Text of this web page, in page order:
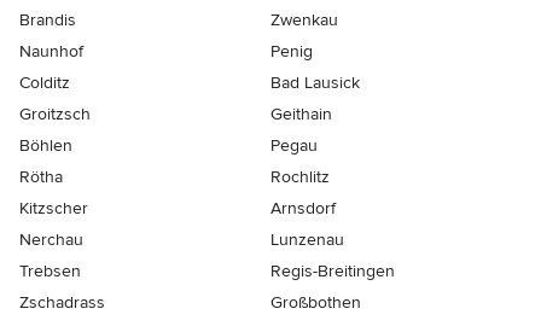
Brandis
Zwenkau
Naunhof
Penig
Colditz
Bad Lausick
Groitzsch
Geithain
Böhlen
Pegau
Rötha
Rochlitz
Kitzscher
Arnsdorf
Nerchau
Lunzenau
Trebsen
Regis-Breitingen
Zschadrass
Großbothen